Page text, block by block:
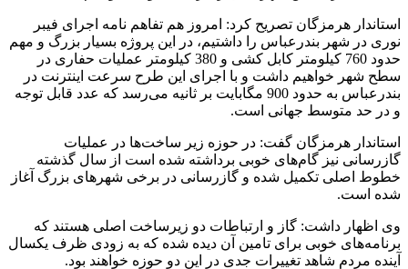
استاندار هرمزگان تصریح کرد: امروز هم تفاهم نامه اجرای فیبر
نوری در شهر بندرعباس را داشتیم، در این پروژه بسیار بزرگ و مهم
حدود 760 کیلومتر کابل کشی و 380 کیلومتر عملیات حفاری در
سطح شهر خواهیم داشت و با اجرای این طرح سرعت اینترنت در
بندرعباس به حدود 900 مگابایت بر ثانیه می‌رسد که عدد قابل توجه
و در حد متوسط جهانی است.
استاندار هرمزگان گفت: در حوزه زیر ساخت‌ها در عملیات
گازرسانی نیز گام‌های خوبی برداشته شده است از سال گذشته
خطوط اصلی تکمیل شده و گازرسانی در برخی شهرهای بزرگ آغاز
شده است.
وی اظهار داشت: گاز و ارتباطات دو زیرساخت اصلی هستند که
برنامه‌های خوبی برای تامین آن دیده شده که به زودی ظرف یکسال
آینده مردم شاهد تغییرات جدی در این دو حوزه خواهند بود.